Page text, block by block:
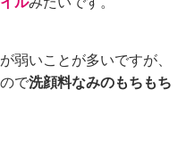
弱いことが多いですが、
で洗顔料なみのもちもち